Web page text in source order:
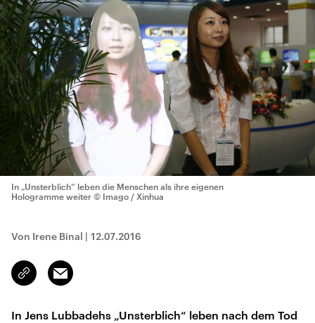
In „Unsterblich“ leben die Menschen als ihre eigenen
Hologramme weiter © Imago / Xinhua
Von Irene Binal | 12.07.2016
Link
kopieren/teilen
Email
In Jens Lubbadehs „Unsterblich“ leben nach dem Tod